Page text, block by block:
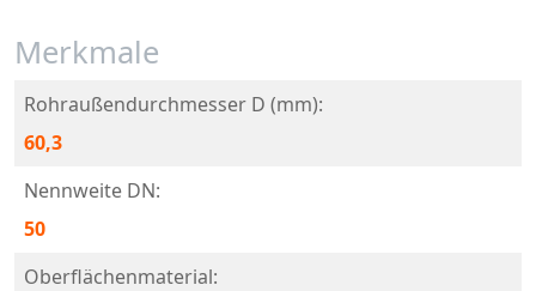
Merkmale
Rohraußendurchmesser D (mm):
60,3
Nennweite DN:
50
Oberflächenmaterial: